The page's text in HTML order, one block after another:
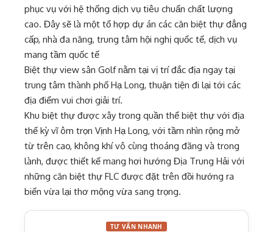
phục vụ với hệ thống dịch vụ tiêu chuẩn chất lượng
cao. Đây sẽ là một tổ hợp dự án các căn biệt thự đẳng
cấp, nhà đa năng, trung tâm hội nghị quốc tế, dịch vụ
mang tầm quốc tế
Biệt thự view sân Golf nằm tại vị trí đắc địa ngay tại
trung tâm thành phố Hạ Long, thuận tiện đi lại tới các
địa điểm vui chơi giải trí.
Khu biệt thự được xây trong quần thể biệt thự với địa
thế kỳ vĩ ôm trọn Vịnh Hạ Long, với tầm nhìn rộng mở
từ trên cao, không khí vô cùng thoáng đãng và trong
lành, được thiết kế mang hơi hướng Địa Trung Hải với
những căn biệt thự FLC được đặt trên đồi hướng ra
biển vừa lại thơ mộng vừa sang trọng.
TƯ VẤN NHANH